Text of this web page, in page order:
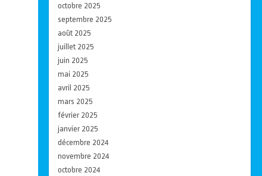
octobre 2025
septembre 2025
août 2025
juillet 2025
juin 2025
mai 2025
avril 2025
mars 2025
février 2025
janvier 2025
décembre 2024
novembre 2024
octobre 2024